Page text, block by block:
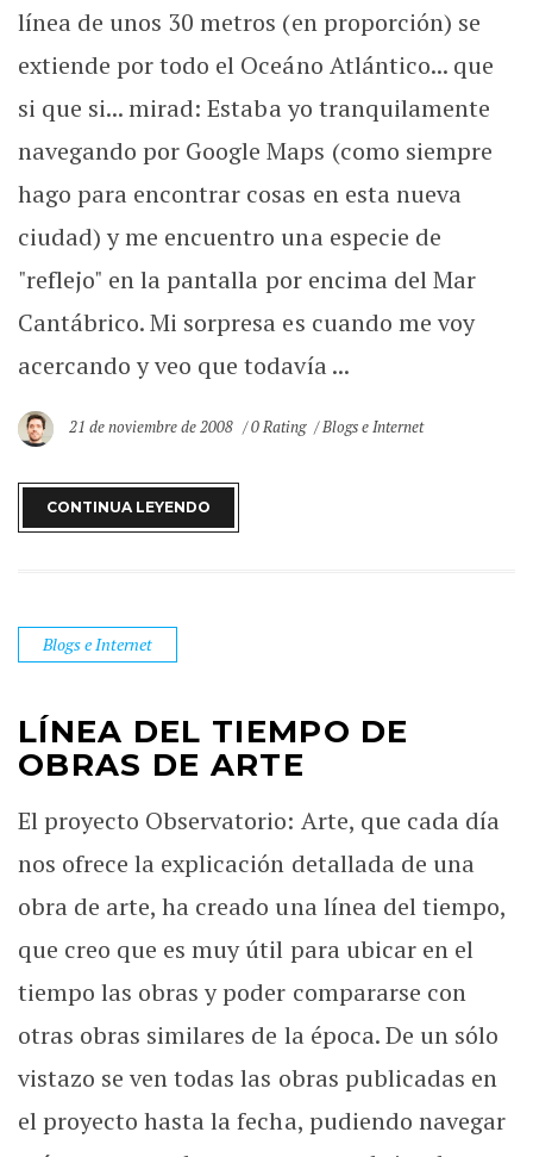
línea de unos 30 metros (en proporción) se
extiende por todo el Oceáno Atlántico... que
si que si... mirad: Estaba yo tranquilamente
navegando por Google Maps (como siempre
hago para encontrar cosas en esta nueva
ciudad) y me encuentro una especie de
"reflejo" en la pantalla por encima del Mar
Cantábrico. Mi sorpresa es cuando me voy
acercando y veo que todavía ...
21 de noviembre de 2008 0 Rating Blogs e Internet
CONTINUA LEYENDO
Blogs e Internet
LÍNEA DEL TIEMPO DE
OBRAS DE ARTE
El proyecto Observatorio: Arte, que cada día
nos ofrece la explicación detallada de una
obra de arte, ha creado una línea del tiempo,
que creo que es muy útil para ubicar en el
tiempo las obras y poder compararse con
otras obras similares de la época. De un sólo
vistazo se ven todas las obras publicadas en
el proyecto hasta la fecha, pudiendo navegar